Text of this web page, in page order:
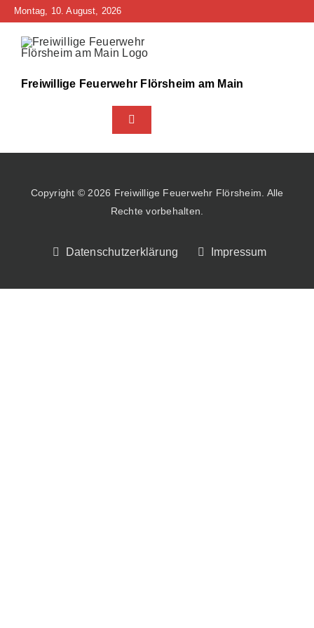
Zum
springen
Montag, 10. August, 2026
Freiwillige Feuerwehr Flörsheim am Main
Toggle
Navigation
Home
Neuigkeiten
Copyright © 2026 Freiwillige Feuerwehr Flörsheim. Alle
Rechte vorbehalten.
Datenschutzerklärung Impressum